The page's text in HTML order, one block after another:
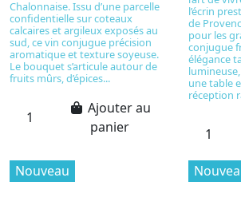
Chalonnaise. Issu d’une parcelle
confidentielle sur coteaux
calcaires et argileux exposés au
sud, ce vin conjugue précision
aromatique et texture soyeuse.
Le bouquet s’articule autour de
fruits mûrs, d’épices...
Ajouter au
panier
l’écrin
de
pour les
conjugue
élégance
une table
réception
Nouveau